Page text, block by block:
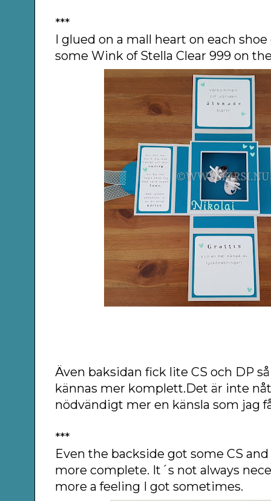
***
I glued on a mall heart on each
some Wink of Stella Clear 999 on
Även baksidan fick lite CS och DP
kännas mer komplett.Det är inte
nödvändigt mer en känsla som jag
***
Even the backside got some CS
more complete. It´s not always
more a feeling I got sometimes.